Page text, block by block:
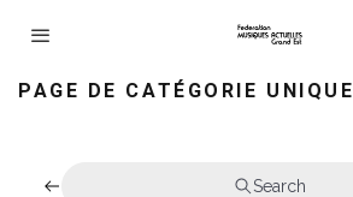
PAGE DE CATÉGORIE UNIQUE
Search